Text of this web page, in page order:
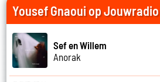
Yousef Gnaoui op Jouwradio
Sef en Willem
Anorak